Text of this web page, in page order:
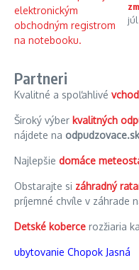
júl
Partneri
Kvalitné a spoľahlivé
Široký výber kvalitných
nájdete na odpudzovace.sk
Najlepšie domáce
Obstarajte si záhradný
príjemné chvíle v záhrade
Detské koberce rozžiaria
ubytovanie Chopok Jasná